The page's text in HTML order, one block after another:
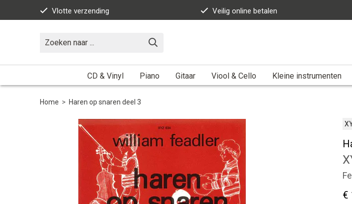
Vlotte verzending Veilig online betalen
CD & Vinyl Piano Gitaar Viool & Cello Kleine instrumenten
Home > Haren op snaren deel 3
€